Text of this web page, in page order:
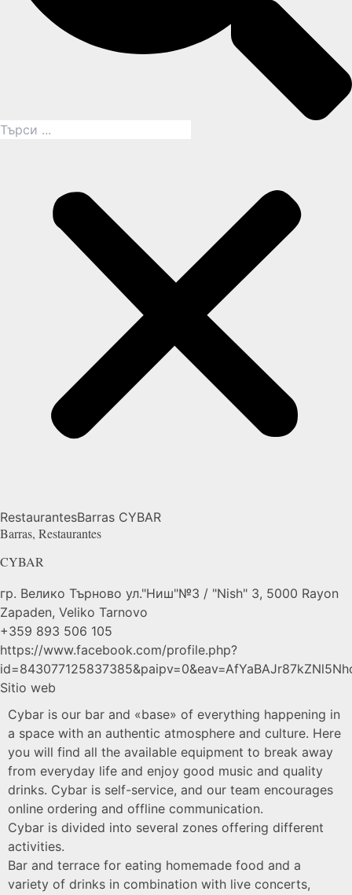
RestaurantesBarras CYBAR
Barras, Restaurantes
CYBAR
гр. Велико Търново ул."Ниш"№3 / "Nish" 3, 5000 Rayon
Zapaden, Veliko Tarnovo
+359 893 506 105
https://www.facebook.com/profile.php?
Sitio web
Cybar is our bar and «base» of everything happening in
a space with an authentic atmosphere and culture. Here
you will find all the available equipment to break away
from everyday life and enjoy good music and quality
drinks. Cybar is self-service, and our team encourages
online ordering and offline communication.
Cybar is divided into several zones offering different
activities.
Bar and terrace for eating homemade food and a
variety of drinks in combination with live concerts,